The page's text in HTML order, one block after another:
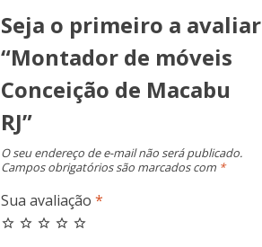
Seja o primeiro a avaliar
“Montador de móveis
Conceição de Macabu
RJ”
O seu endereço de e-mail não será publicado.
Campos obrigatórios são marcados com *
Sua avaliação *